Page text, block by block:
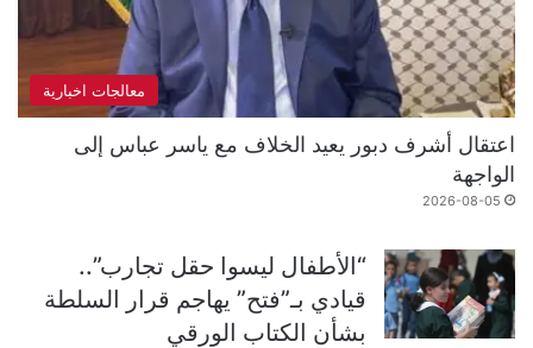
معالجات اخبارية
اعتقال أشرف دبور يعيد الخلاف مع ياسر عباس إلى
الواجهة
2026-08-05
“الأطفال ليسوا حقل تجارب”..
قيادي بـ”فتح” يهاجم قرار السلطة
بشأن الكتاب الورقي